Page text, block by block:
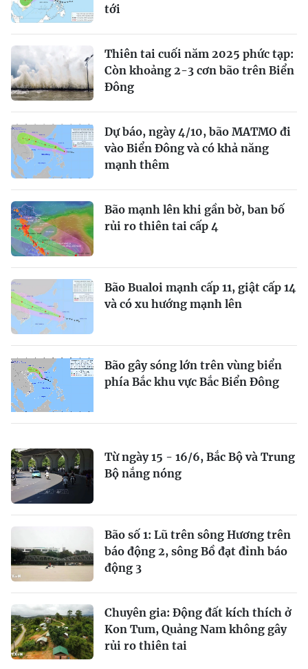
tới
Thiên tai cuối năm 2025 phức tạp:
Còn khoảng 2-3 cơn bão trên Biển
Đông
Dự báo, ngày 4/10, bão MATMO đi
vào Biển Đông và có khả năng
mạnh thêm
Bão mạnh lên khi gần bờ, ban bố
rủi ro thiên tai cấp 4
Bão Bualoi mạnh cấp 11, giật cấp 14
và có xu hướng mạnh lên
Bão gây sóng lớn trên vùng biển
phía Bắc khu vực Bắc Biển Đông
Từ ngày 15 - 16/6, Bắc Bộ và Trung
Bộ nắng nóng
Bão số 1: Lũ trên sông Hương trên
báo động 2, sông Bồ đạt đỉnh báo
động 3
Chuyên gia: Động đất kích thích ở
Kon Tum, Quảng Nam không gây
rủi ro thiên tai